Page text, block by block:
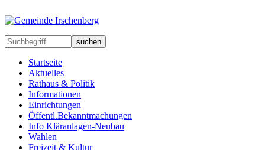
suchen
Startseite
Aktuelles
Rathaus & Politik
Informationen
Einrichtungen
Öffentl.Bekanntmachungen
Info Kläranlagen-Neubau
Wahlen
Freizeit & Kultur